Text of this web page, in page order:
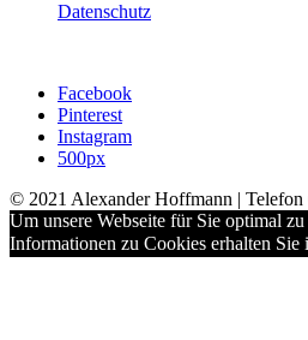
Datenschutz
Facebook
Pinterest
Instagram
500px
© 2021 Alexander Hoffmann | Telefon
Um unsere Webseite für Sie optimal
Informationen zu Cookies erhalten Sie